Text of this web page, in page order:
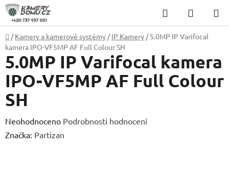
Přejít
obsah
Hledat
KOŠÍK
Domů
/ Kamery a kamerové systémy / IP Kamery / 5.0MP IP Varifocal
kamera IPO-VF5MP AF Full Colour SH
5.0MP IP Varifocal kamera
IPO-VF5MP AF Full Colour
SH
Průměrné
hodnocení
Neohodnoceno Podrobnosti hodnocení
Značka: Partizan